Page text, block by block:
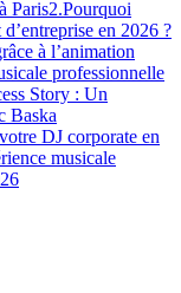
Paris2.Pourquoi
en 2026 ?
à l’animation
professionnelle
Story : Un
Baska
DJ corporate en
musicale